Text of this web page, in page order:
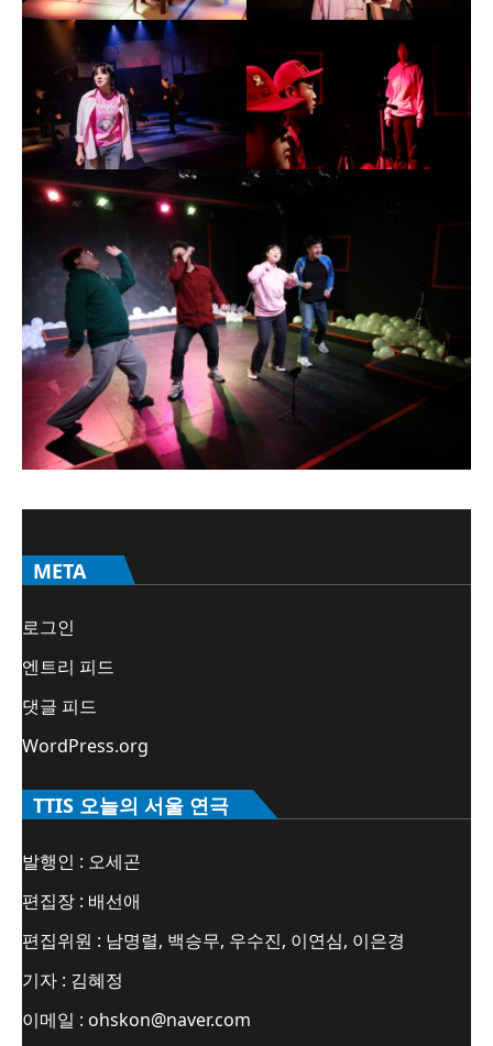
META
로그인
엔트리 피드
댓글 피드
WordPress.org
TTIS 오늘의 서울 연극
발행인 : 오세곤
편집장 : 배선애
편집위원 : 남명렬, 백승무, 우수진, 이연심, 이은경
기자 : 김혜정
이메일 : ohskon@naver.com